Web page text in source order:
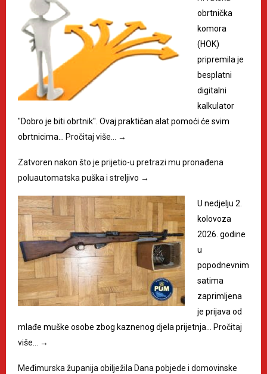
obrtnička
komora
(HOK)
pripremila je
besplatni
digitalni
kalkulator
"Dobro je biti obrtnik". Ovaj praktičan alat pomoći će svim
obrtnicima… Pročitaj više… →
Zatvoren nakon što je prijetio-u pretrazi mu pronađena
poluautomatska puška i streljivo →
U nedjelju 2.
kolovoza
2026. godine
u
popodnevnim
satima
zaprimljena
je prijava od
mlađe muške osobe zbog kaznenog djela prijetnja… Pročitaj
više… →
Međimurska županija obilježila Dana pobjede i domovinske